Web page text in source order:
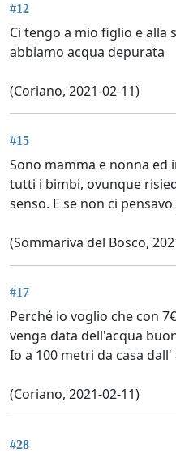
#12
Ci tengo a mio figlio e alla
abbiamo acqua depurata
(Coriano, 2021-02-11)
#15
Sono mamma e nonna ed
tutti i bimbi, ovunque
senso. E se non ci
(Sommariva del Bosco,
#17
Perché io voglio che con
venga data dell'acqua
Io a 100 metri da casa
(Coriano, 2021-02-11)
#28